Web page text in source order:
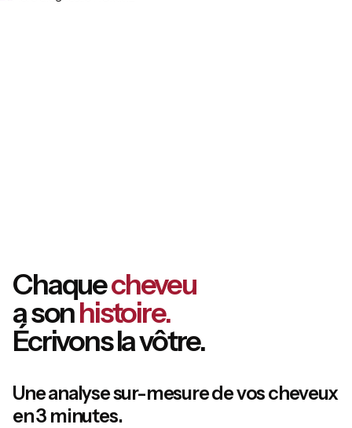
Chaquecheveu
a sonhistoire.
Écrivons la vôtre.
Une analyse sur-mesure de vos cheveux
en 3 minutes.